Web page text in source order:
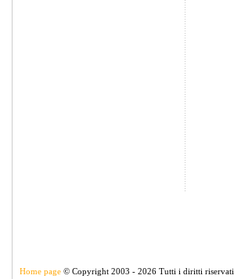
Home page © Copyright 2003 - 2026 Tutti i diritti riservati.